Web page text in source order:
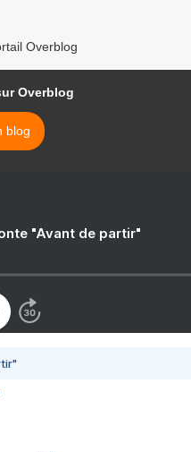
Overblog
Overblog
blog
"Avant de partir"